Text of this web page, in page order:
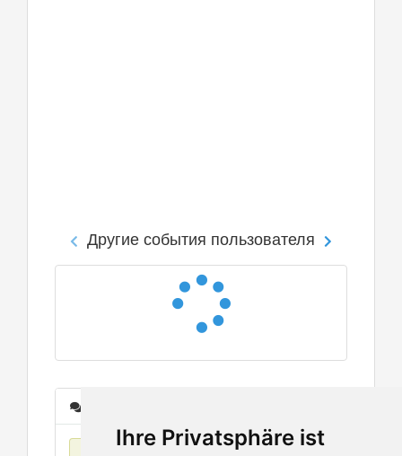
Ihre Privatsphäre ist
Другие события пользователя